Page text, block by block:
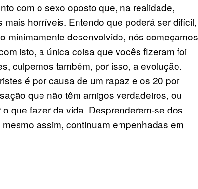
com o sexo oposto que, na realidade,
horríveis. Entendo que poderá ser difícil,
minimamente desenvolvido, nós começamos
isto, a única coisa que vocês fizeram foi
culpemos também, por isso, a evolução.
é por causa de um rapaz e os 20 por
que não têm amigos verdadeiros, ou
que fazer da vida. Desprenderem-se dos
assim, continuam empenhadas em